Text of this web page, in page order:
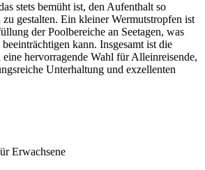
stets bemüht ist, den Aufenthalt so
gestalten. Ein kleiner Wermutstropfen ist
der Poolbereiche an Seetagen, was
kann. Insgesamt ist die
hervorragende Wahl für Alleinreisende,
Unterhaltung und exzellenten
Erwachsene